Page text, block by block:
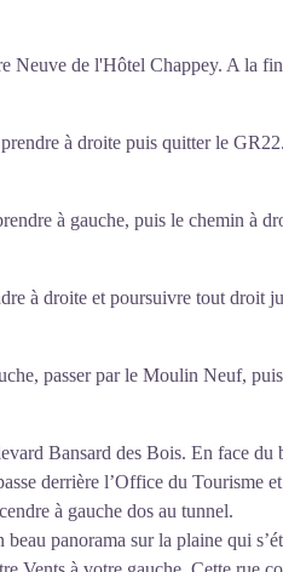
Neuve de l'Hôtel Chappey. A la
à droite puis quitter le GR22.
à gauche, puis le chemin à
à droite et poursuivre tout droit
passer par le Moulin Neuf,
Bansard des Bois. En face du
derrière l’Office du Tourisme
à gauche dos au tunnel.
beau panorama sur la plaine qui